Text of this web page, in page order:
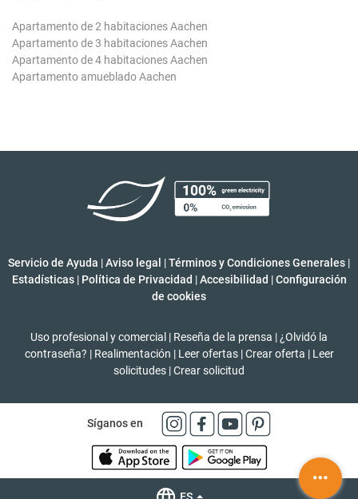
Apartamento de 2 habitaciones Aachen
Apartamento de 3 habitaciones Aachen
Apartamento de 4 habitaciones Aachen
Apartamento amueblado Aachen
Servicio de Ayuda |Aviso legal |Términos y Condiciones Generales |
Estadísticas | Política de Privacidad | Accesibilidad | Configuración
de cookies
Uso profesional y comercial | Reseña de la prensa | ¿Olvidó la
contraseña? | Realimentación | Leer ofertas | Crear oferta | Leer
solicitudes |Crear solicitud
Síganos en
ES